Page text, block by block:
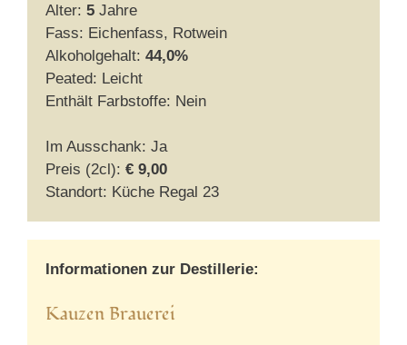
Alter: 5 Jahre
Fass: Eichenfass, Rotwein
Alkoholgehalt: 44,0%
Peated: Leicht
Enthält Farbstoffe: Nein
Im Ausschank: Ja
Preis (2cl): € 9,00
Standort: Küche Regal 23
Informationen zur Destillerie:
Kauzen Brauerei